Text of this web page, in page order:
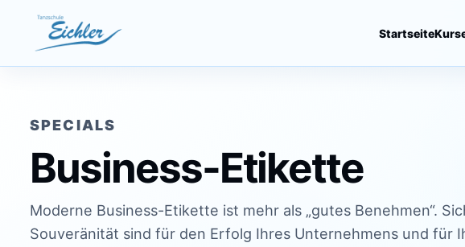
Startseite
SPECIALS
Business-Etikette
Moderne Business-Etikette ist mehr als „gutes Benehmen“.
Souveränität sind für den Erfolg Ihres Unternehmens und für